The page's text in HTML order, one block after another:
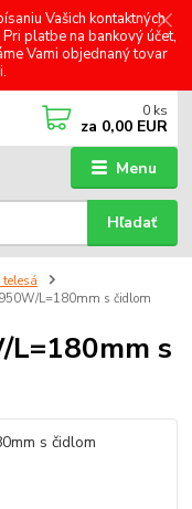
Vašich kontaktných
platbe na bankový účet,
Vami objednaný tovar
Menu
Hľadať
0 ks
za 0,00 EUR
telesá
L=180mm s čidlom
L=180mm s